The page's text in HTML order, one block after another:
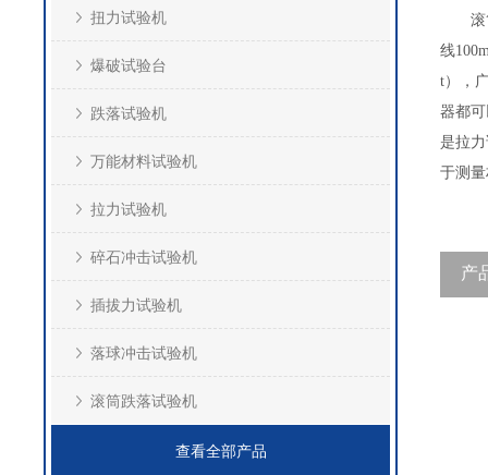
扭力试验机
爆破试验台
跌落试验机
万能材料试验机
拉力试验机
碎石冲击试验机
插拔力试验机
落球冲击试验机
滚筒跌落试验机
查看全部产品
线
t），
器都
是拉
于测
产